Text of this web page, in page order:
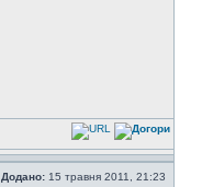
Додано: 15 травня 2011, 21:23